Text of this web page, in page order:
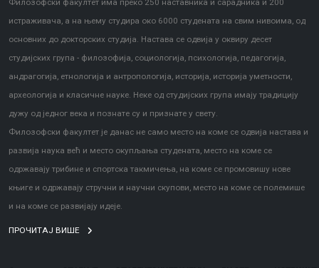
Филозофски факултет има преко 250 наставника и сарадника и 200
истраживача, а на њему студира око 6000 студената на свим нивоима, од
основних до докторских студија. Настава се одвија у оквиру десет
студијских група - филозофија, социологија, психологија, педагогија,
андрагогија, етнологија и антропологија, историја, историја уметности,
археологија и класичне науке. Неке од студијских група имају традицију
дужу од једног века и познате су и признате у свету.
Филозофски факултет је данас не само место на коме се одвија настава и
развија наука већ и место окупљања студената, место на коме се
одржавају трибине и спортска такмичења, на коме се промовишу нове
књиге и одржавају стручни и научни скупови, место на коме се полемише
и на коме се развијају идеје.
ПРОЧИТАЈ ВИШЕ